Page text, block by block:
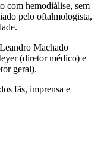
com hemodiálise, sem
pelo oftalmologista,
Machado
(diretor médico) e
geral).
fãs, imprensa e